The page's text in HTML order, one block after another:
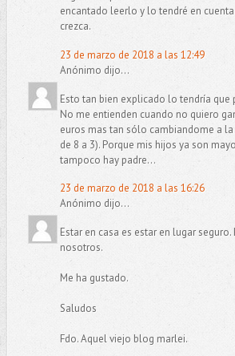
encantado leerlo y lo tendré en
crezca.
23 de marzo de 2018 a las 12:49
Anónimo dijo...
Esto tan bien explicado lo tendría que
No me entienden cuando no quiero
euros mas tan sólo cambiandome a
de 8 a 3). Porque mis hijos ya son
tampoco hay padre...
23 de marzo de 2018 a las 16:26
Anónimo dijo...
Estar en casa es estar en lugar
nosotros.
Me ha gustado.
Saludos
Fdo. Aquel viejo blog marlei.